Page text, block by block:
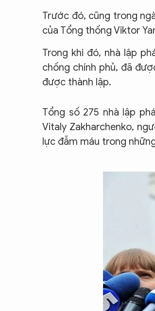
Trước đó, cũng trong
của Tổng thống Viktor
Trong khi đó, nhà lập
chống chính phủ, đã
được thành lập.
Tổng số 275 nhà lập
Vitaly Zakharchenko,
lực đẫm máu trong